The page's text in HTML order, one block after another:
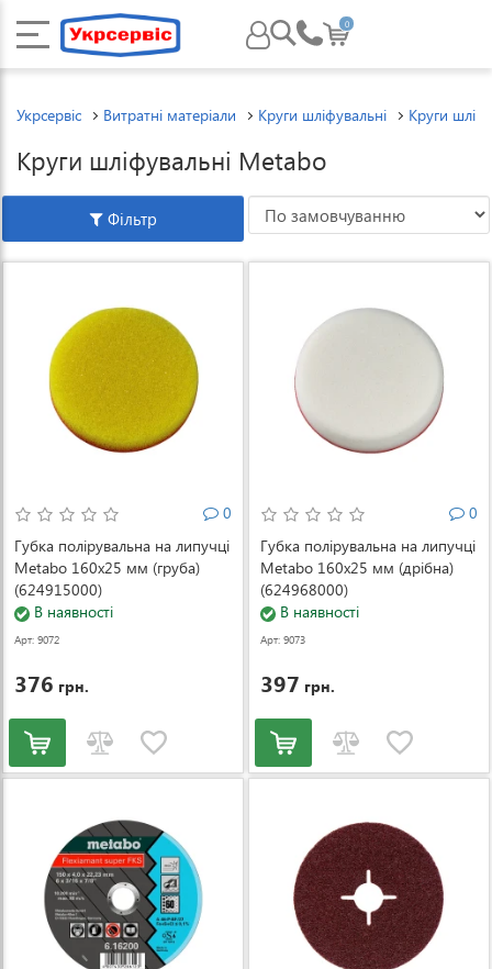
0
Укрсервіс Витратні матеріали Круги шліфувальні Круги
Круги шліфувальні Metabo
Фільтр
0
Губка полірувальна на липучці
Metabo 160x25 мм (груба)
(624915000)
В наявності
Арт: 9072
376 грн.
0
Губка полірувальна на липучці
Metabo 160x25 мм (дрібна)
(624968000)
В наявності
Арт: 9073
397 грн.